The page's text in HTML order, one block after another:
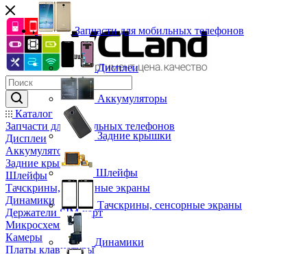
Каталог
Запчасти для мобильных телефонов
Дисплеи
Аккумуляторы
Задние крышки
Шлейфы
Тачскрины, сенсорные экраны
Динамики
Держатели SIM-карт
Микросхемы
Камеры
Платы клавиатуры
Запчасти для мобильных телефонов
Дисплеи
Аккумуляторы
Задние крышки
Шлейфы
Тачскрины, сенсорные экраны
Динамики